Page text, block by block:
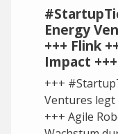
Energy
+++ Flink
Impact +++
+++
Ventures legt
+++ Agile